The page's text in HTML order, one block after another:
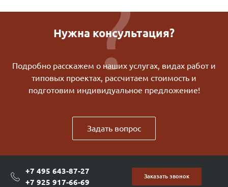
Нужна консультация?
Подробно расскажем о наших услугах, видах работ и
типовых проектах, рассчитаем стоимость и
подготовим индивидуальное предложение!
Задать вопрос
+7 495 643-87-27
+7 925 917-66-69
Заказать звонок